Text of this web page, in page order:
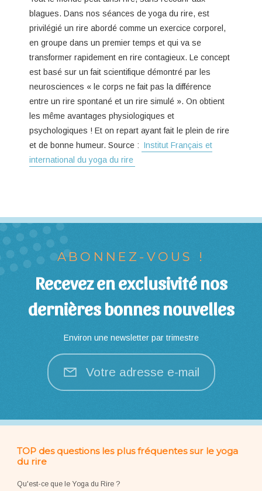
blagues. Dans nos séances de yoga du rire, est
privilégié un rire abordé comme un exercice corporel,
en groupe dans un premier temps et qui va se
transformer rapidement en rire contagieux. Le concept
est basé sur un fait scientifique démontré par les
neurosciences « le corps ne fait pas la différence
entre un rire spontané et un rire simulé ». On obtient
les même avantages physiologiques et
psychologiques ! Et on repart ayant fait le plein de rire
et de bonne humeur. Source : Institut Français et
international du yoga du rire
ABONNEZ-VOUS !
Recevez en exclusivité nos
dernières bonnes nouvelles
Environ une newsletter par trimestre
Votre adresse e-mail
TOP des questions les plus fréquentes sur le yoga
du rire
Qu'est-ce que le Yoga du Rire ?